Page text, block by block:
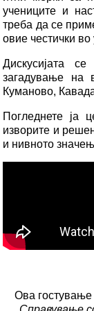
учениците и
треба да се
овие честички во
Дискусијата
загадување на
Куманово,
Погледнете ја
изворите и
и нивното
Ова гостување